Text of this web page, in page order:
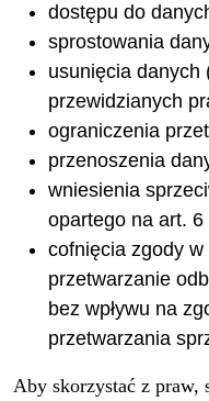
dostępu do
sprostowania
usunięcia danych
przewidzianych
ograniczenia
przenoszenia
wniesienia
opartego na art.
cofnięcia zgody
przetwarzanie
bez wpływu na
przetwarzania
Aby skorzystać z praw,